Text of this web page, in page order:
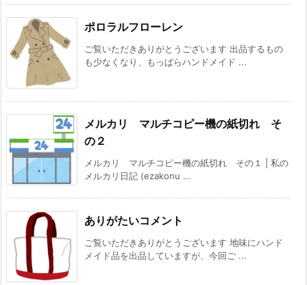
ポロラルフローレン
ご覧いただきありがとうございます 出品するもの
も少なくなり、もっぱらハンドメイド ...
メルカリ マルチコピー機の紙切れ そ
の２
メルカリ マルチコピー機の紙切れ その１ | 私の
メルカリ日記 (ezakonu ...
ありがたいコメント
ご覧いただきありがとうございます 地味にハンド
メイド品を出品していますが、今回ご ...